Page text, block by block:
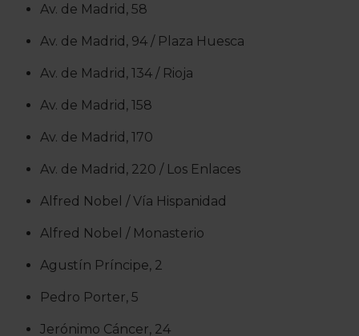
Av. de Madrid, 58
Av. de Madrid, 94 / Plaza Huesca
Av. de Madrid, 134 / Rioja
Av. de Madrid, 158
Av. de Madrid, 170
Av. de Madrid, 220 / Los Enlaces
Alfred Nobel / Vía Hispanidad
Alfred Nobel / Monasterio
Agustín Príncipe, 2
Pedro Porter, 5
Jerónimo Cáncer, 24